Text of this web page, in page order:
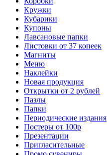
Кружки
Кубарики
Купоны
Лавсановые папки
Листовки от 37 копеек
Магниты
Меню
Наклейки
Новая продукция
Открытки от 2 рублей
Пазлы
Папки
Периодические издания
Постеры от 100р
Презентации
Пригласительные